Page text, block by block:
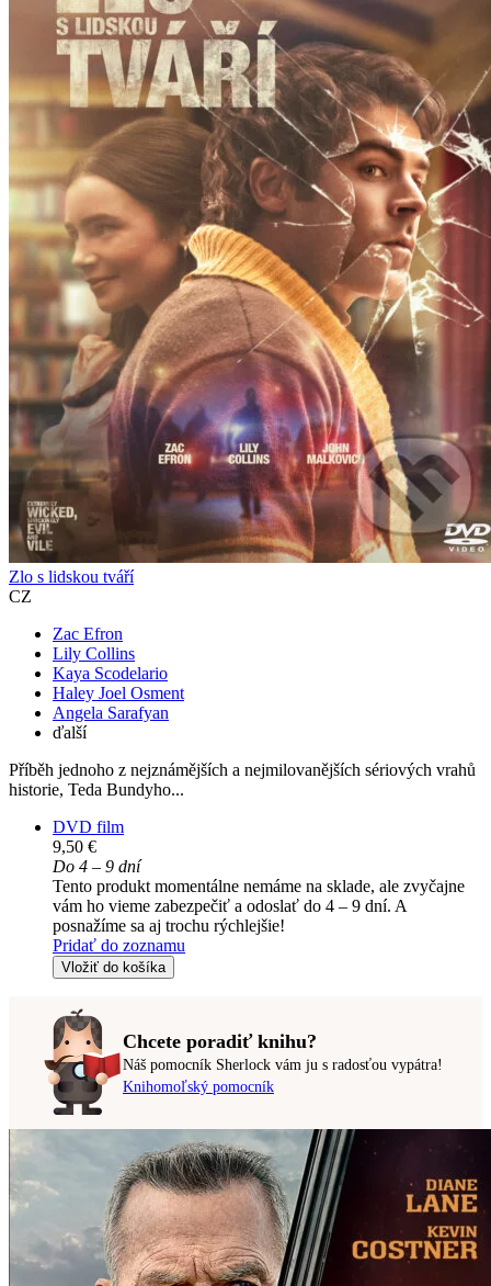
Zlo s lidskou tváří
CZ
Zac Efron
Lily Collins
Kaya Scodelario
Haley Joel Osment
Angela Sarafyan
ďalší
Příběh jednoho z nejznámějších a nejmilovanějších sériových vrahů
historie, Teda Bundyho...
DVD film
9,50 €
Do 4 – 9 dní
Tento produkt momentálne nemáme na sklade, ale zvyčajne
vám ho vieme zabezpečiť a odoslať do 4 – 9 dní. A
posnažíme sa aj trochu rýchlejšie!
Pridať do zoznamu
Vložiť do košíka
Chcete poradiť knihu?
Náš pomocník Sherlock vám ju s radosťou vypátra!
Knihomoľský pomocník